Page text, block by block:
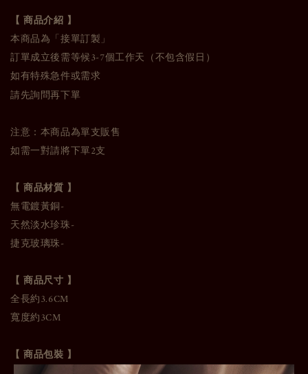
【 商品介紹 】
本商品為「接單訂製」
訂單成立後需等候3-7個工作天（不包含假日）
如有特殊急件或需求
請先詢問再下單
注意：本商品為單支販售
如需一對請將下單2支
【 商品材質 】
無電鍍黃銅-
天然淡水珍珠-
捷克玻璃珠-
【 商品尺寸 】
全長約3.6CM
寬度約3CM
【 商品包裝 】